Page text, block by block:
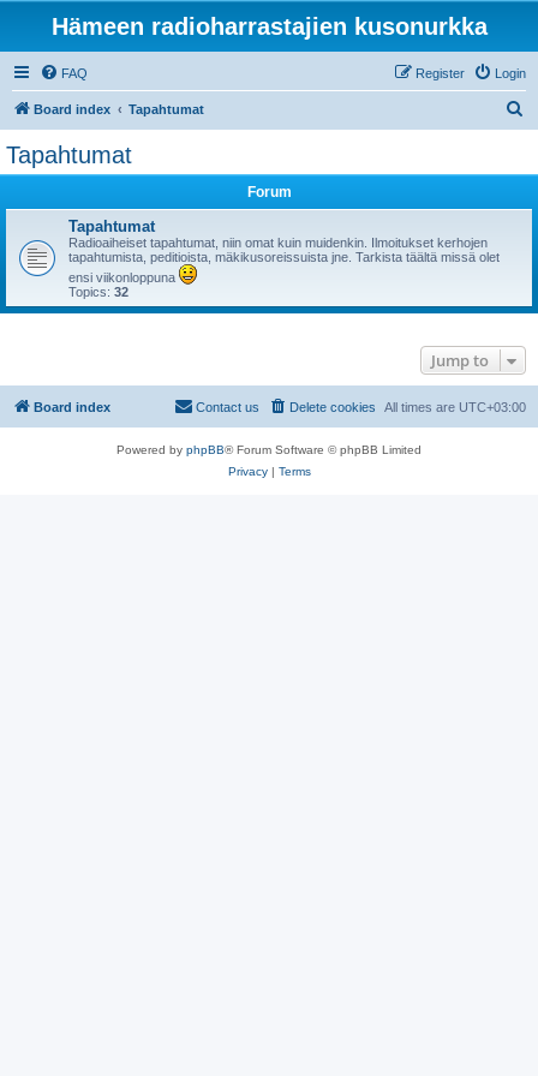
Hämeen radioharrastajien kusonurkka
FAQ Login
Register
Board index Tapahtumat
Tapahtumat
Forum
Tapahtumat
Radioaiheiset tapahtumat, niin omat kuin muidenkin. Ilmoitukset kerhojen
tapahtumista, peditioista, mäkikusoreissuista jne. Tarkista täältä missä olet
ensi viikonloppuna
Topics: 32
Jump to
Board index All times are UTC+03:00
Delete cookies
Contact us
Powered by phpBB® Forum Software © phpBB Limited
Privacy| Terms